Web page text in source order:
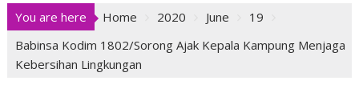
You are here Home 2020 June
19
Babinsa Kodim 1802/Sorong Ajak Kepala Kampung Menjaga
Kebersihan Lingkungan